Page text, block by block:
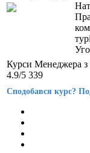
Курси Менеджера з
4.9/5 339
Сподобався курс?